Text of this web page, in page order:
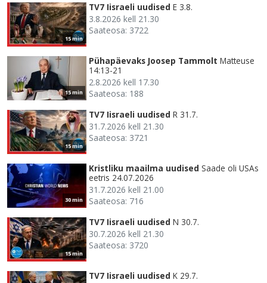
15 min
TV7 Iisraeli uudised E 3.8.
3.8.2026 kell 21.30
Saateosa: 3722
15 min
Pühapäevaks Joosep Tammolt Matteuse
14:13-21
2.8.2026 kell 17.30
Saateosa: 188
15 min
TV7 Iisraeli uudised R 31.7.
31.7.2026 kell 21.30
Saateosa: 3721
30 min
Kristliku maailma uudised Saade oli USAs
eetris 24.07.2026
31.7.2026 kell 21.00
Saateosa: 716
15 min
TV7 Iisraeli uudised N 30.7.
30.7.2026 kell 21.30
Saateosa: 3720
TV7 Iisraeli uudised K 29.7.